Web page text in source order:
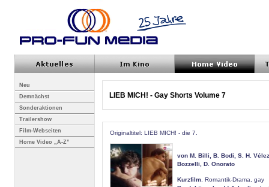
Neu
Demnächst
Sonderaktionen
Trailershow
Film-Webseiten
Home Video „A-Z”
LIEB MICH! - Gay Shorts Volume 7
Originaltitel: LIEB MICH! - die 7.
von M. Billi, B. Bodi, S. H.
Bozzelli, D. Onorato
Kurzfilm , Romantik-Drama, gay